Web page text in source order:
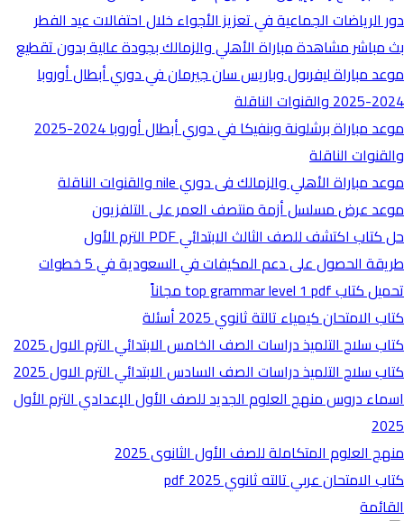
دور الرياضات الجماعية في تعزيز الأجواء خلال احتفالات عيد الفطر
بث مباشر مشاهدة مباراة الأهلي والزمالك بجودة عالية بدون تقطيع
موعد مباراة ليفربول وباريس سان جيرمان في دوري أبطال أوروبا
2024-2025 والقنوات الناقلة
موعد مباراة برشلونة وبنفيكا في دوري أبطال أوروبا 2024-2025
والقنوات الناقلة
موعد مباراة الأهلي والزمالك فى دوري nile والقنوات الناقلة
موعد عرض مسلسل أزمة منتصف العمر على التلفزيون
حل كتاب اكتشف للصف الثالث الابتدائي PDF الترم الأول
طريقة الحصول على دعم المكيفات في السعودية في 5 خطوات
تحميل كتاب top grammar level 1 pdf مجاناً
كتاب الامتحان كيمياء تالتة ثانوي 2025 أسئلة
كتاب سلاح التلميذ دراسات الصف الخامس الابتدائي الترم الاول 2025
كتاب سلاح التلميذ دراسات الصف السادس الابتدائي الترم الاول 2025
اسماء دروس منهج العلوم الجديد للصف الأول الإعدادي الترم الأول
2025
منهج العلوم المتكاملة للصف الأول الثانوى 2025
كتاب الامتحان عربي تالته ثانوي 2025 pdf
القائمة